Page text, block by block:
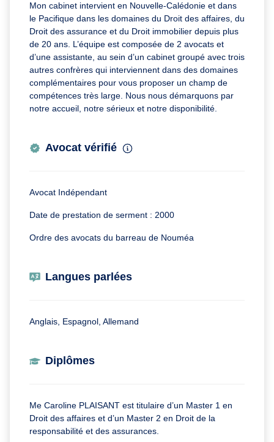
Mon cabinet intervient en Nouvelle-Calédonie et dans
le Pacifique dans les domaines du Droit des affaires, du
Droit des assurance et du Droit immobilier depuis plus
de 20 ans. L’équipe est composée de 2 avocats et
d’une assistante, au sein d’un cabinet groupé avec trois
autres confrères qui interviennent dans des domaines
complémentaires pour vous proposer un champ de
compétences très large. Nous nous démarquons par
notre accueil, notre sérieux et notre disponibilité.
Avocat vérifié
Avocat Indépendant
Date de prestation de serment : 2000
Ordre des avocats du barreau de Nouméa
Langues parlées
Anglais, Espagnol, Allemand
Diplômes
Me Caroline PLAISANT est titulaire d’un Master 1 en
Droit des affaires et d’un Master 2 en Droit de la
responsabilité et des assurances.